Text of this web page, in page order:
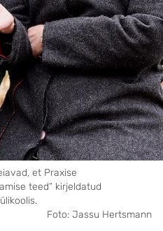
et Praxise
teed“ kirjeldatud
Foto: Jassu Hertsmann